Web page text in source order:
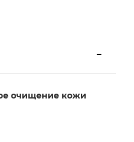
очищение кожи